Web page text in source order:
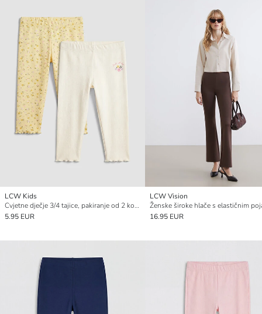
LCW Kids
Cvjetne dječje 3/4 tajice, pakiranje od 2 komada
5.95 EUR
LCW Vision
Ženske široke hlače s elastičnim
16.95 EUR